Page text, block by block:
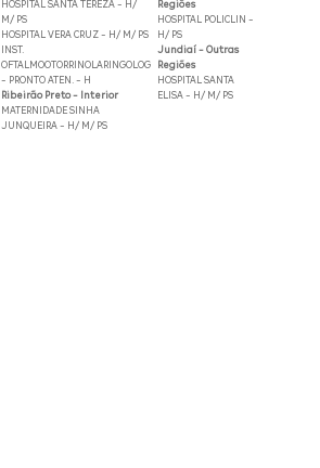
HOSPITAL SANTA TEREZA - H/
M/ PS
HOSPITAL VERA CRUZ - H/ M/ PS
INST.
OFTALMOOTORRINOLARINGOLOG
- PRONTO ATEN. - H
Ribeirão Preto - Interior
MATERNIDADE SINHA
JUNQUEIRA - H/ M/ PS
Regiões
HOSPITAL POLICLIN -
H/ PS
Jundiaí - Outras
Regiões
HOSPITAL SANTA
ELISA - H/ M/ PS